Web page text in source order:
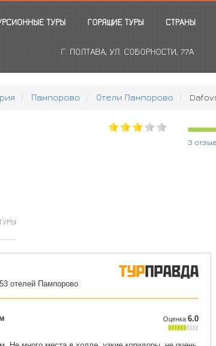
ТУРЫ ГОРЯЩИЕ ТУРЫ СТРАНЫ
Г. ПОЛТАВА, УЛ. СОБОРНОСТИ, 77А
Пампорово Отели Пампорово
3